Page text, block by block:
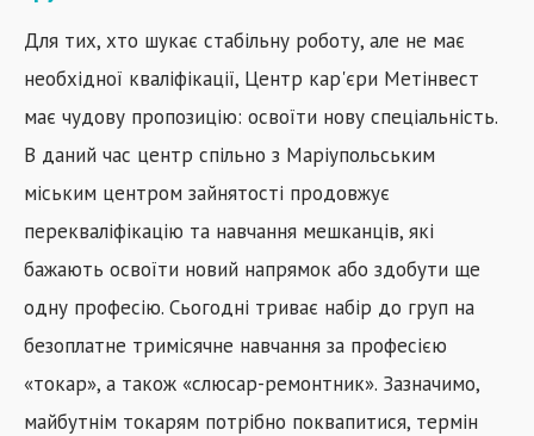
Для тих, хто шукає стабільну роботу, але не має
необхідної кваліфікації, Центр кар'єри Метінвест
має чудову пропозицію: освоїти нову спеціальність.
В даний час центр спільно з Маріупольським
міським центром зайнятості продовжує
перекваліфікацію та навчання мешканців, які
бажають освоїти новий напрямок або здобути ще
одну професію. Сьогодні триває набір до груп на
безоплатне тримісячне навчання за професією
«токар», а також «слюсар-ремонтник». Зазначимо,
майбутнім токарям потрібно поквапитися, термін